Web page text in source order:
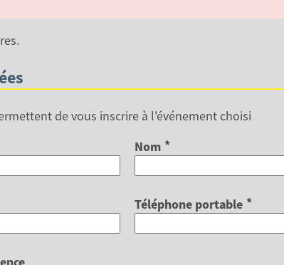
de vous inscrire à l'événement choisi
Nom *
Téléphone portable *